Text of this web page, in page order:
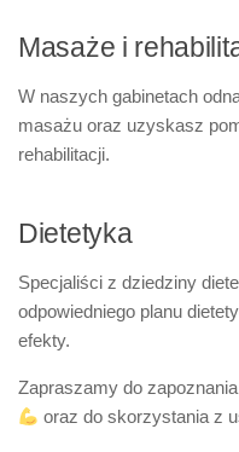
Masaże i
W naszych gabinetach
masażu oraz uzyskasz
rehabilitacji.
Dietetyka
Specjaliści z dziedziny
odpowiedniego planu
efekty.
Zapraszamy do
oraz do skorzystania z